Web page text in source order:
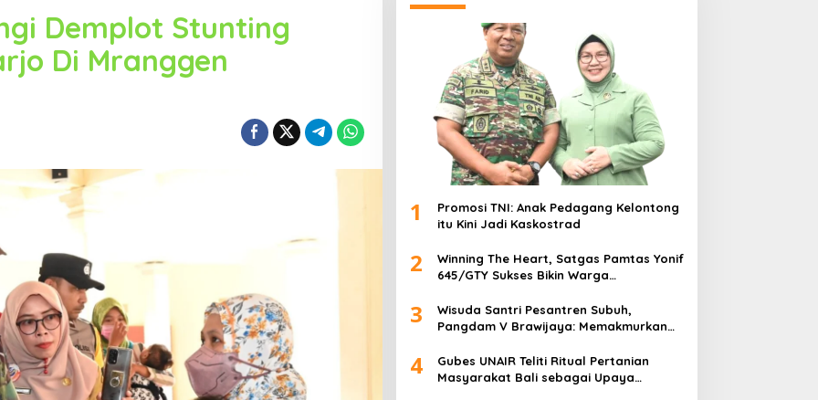
Demplot Stunting
Di Mranggen
1
Promosi TNI: Anak Pedagang Kelontong
itu Kini Jadi Kaskostrad
2
Winning The Heart, Satgas Pamtas Yonif
645/GTY Sukses Bikin Warga
3
Wisuda Santri Pesantren Subuh,
Pangdam V Brawijaya: Memakmurkan
4
Gubes UNAIR Teliti Ritual Pertanian
Masyarakat Bali sebagai Upaya